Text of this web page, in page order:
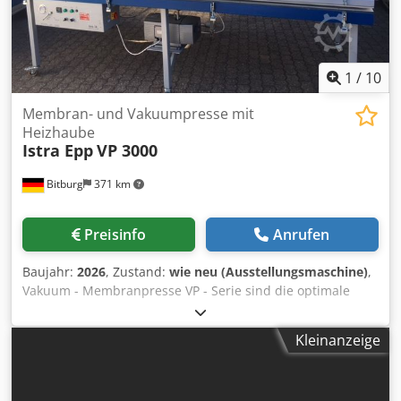
Heizsystemtemperatur: Max. 60 Grad C Heizsystem: KW 4,5
Pumpenleistung: KW 0,75 Vakuumpumpenförderleistung:
25 m3/h Kautschuk-Membrane Abmessungen außen: 3100
x 1650 x 1600 mm Gewicht: 450 kg Standort: Ab Lager
54634 Bitburg - frei verladen -
1 / 10
Bitburg 371 km
Membran- und Vakuumpresse mit
Heizhaube
Istra EppVP 3000
Preisinfo Anrufen
Baujahr: 2026, Zustand: wie neu (Ausstellungsmaschine),
Vakuum - Membranpresse VP - Serie sind die optimale
Lösung für die Holzbearbeitung. VP 3000 ist mit der
Heiztechnik ausgestattet, was die Trocknungszeit des
Klebers verkürzt, damit die Leistungsfähigkeit höher wird.
Kleinanzeige